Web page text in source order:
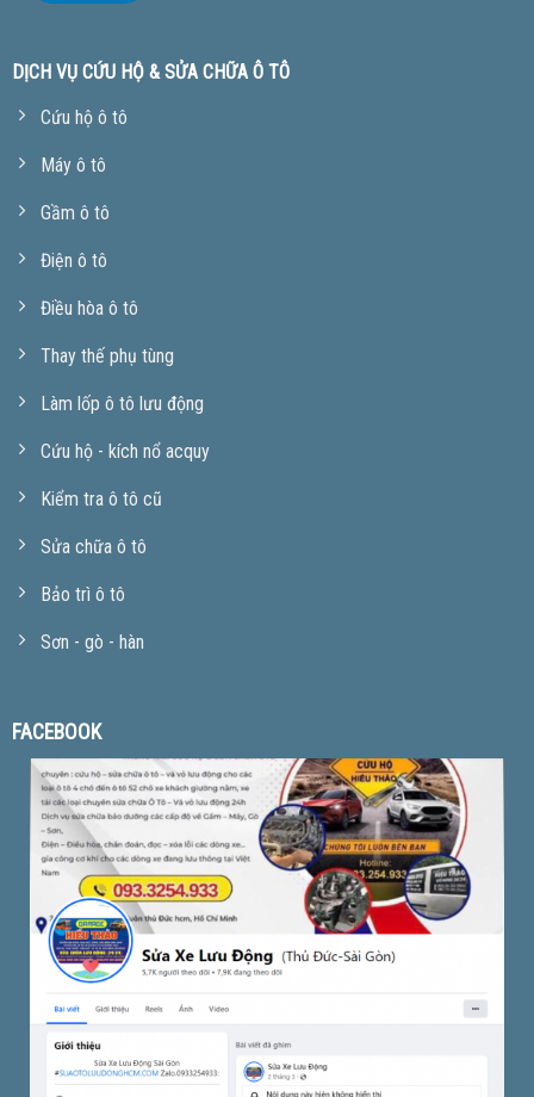
DỊCH VỤ CỨU HỘ & SỬA CHỮA Ô TÔ
Cứu hộ ô tô
Máy ô tô
Gầm ô tô
Điện ô tô
Điều hòa ô tô
Thay thế phụ tùng
Làm lốp ô tô lưu động
Cứu hộ - kích nổ acquy
Kiểm tra ô tô cũ
Sửa chữa ô tô
Bảo trì ô tô
Sơn - gò - hàn
FACEBOOK